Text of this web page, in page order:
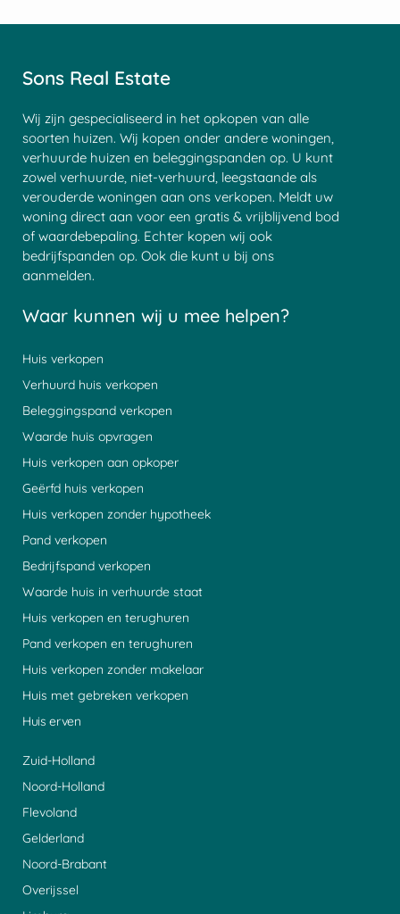
Sons Real Estate
Wij zijn gespecialiseerd in het opkopen van alle
soorten huizen. Wij kopen onder andere woningen,
verhuurde huizen en beleggingspanden op. U kunt
zowel verhuurde, niet-verhuurd, leegstaande als
verouderde woningen aan ons verkopen. Meldt uw
woning direct aan voor een gratis & vrijblijvend bod
of waardebepaling. Echter kopen wij ook
bedrijfspanden op. Ook die kunt u bij ons
aanmelden.
Waar kunnen wij u mee helpen?
Huis verkopen
Verhuurd huis verkopen
Beleggingspand verkopen
Waarde huis opvragen
Huis verkopen aan opkoper
Geërfd huis verkopen
Huis verkopen zonder hypotheek
Pand verkopen
Bedrijfspand verkopen
Waarde huis in verhuurde staat
Huis verkopen en terughuren
Pand verkopen en terughuren
Huis verkopen zonder makelaar
Huis met gebreken verkopen
Huis erven
Zuid-Holland
Noord-Holland
Flevoland
Gelderland
Noord-Brabant
Overijssel